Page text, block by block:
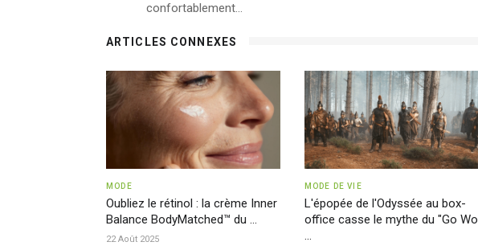
confortablement...
ARTICLES CONNEXES
MODE
Oubliez le rétinol : la crème Inner
Balance BodyMatched™ du ...
22 Août 2025
MODE DE VIE
L'épopée de l'Odyssée au box-
office casse le mythe du "Go Wo
...